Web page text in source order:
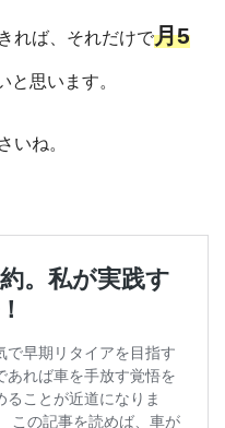
れば、それだけで月5
と思います。
いね。